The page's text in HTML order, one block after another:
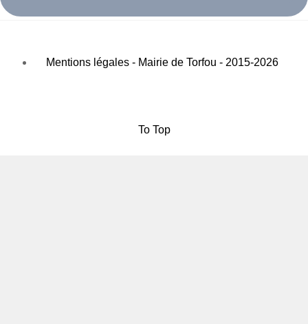
Mentions légales - Mairie de Torfou - 2015-2026
To Top